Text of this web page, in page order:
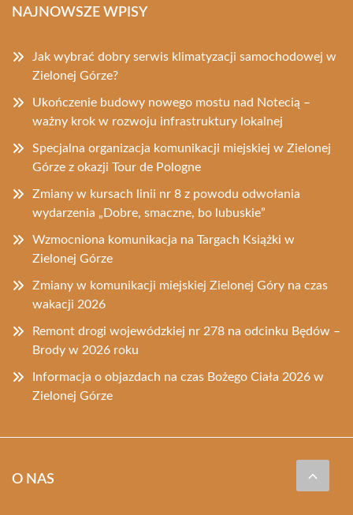
NAJNOWSZE WPISY
Jak wybrać dobry serwis klimatyzacji samochodowej w
Zielonej Górze?
Ukończenie budowy nowego mostu nad Notecią –
ważny krok w rozwoju infrastruktury lokalnej
Specjalna organizacja komunikacji miejskiej w Zielonej
Górze z okazji Tour de Pologne
Zmiany w kursach linii nr 8 z powodu odwołania
wydarzenia „Dobre, smaczne, bo lubuskie”
Wzmocniona komunikacja na Targach Książki w
Zielonej Górze
Zmiany w komunikacji miejskiej Zielonej Góry na czas
wakacji 2026
Remont drogi wojewódzkiej nr 278 na odcinku Będów –
Brody w 2026 roku
Informacja o objazdach na czas Bożego Ciała 2026 w
Zielonej Górze
O NAS